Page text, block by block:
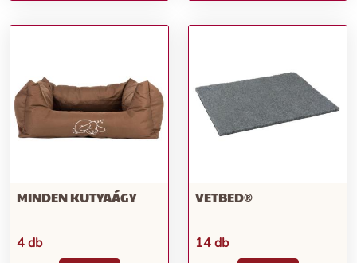
MINDEN KUTYAÁGY
4 db
VETBED®
14 db